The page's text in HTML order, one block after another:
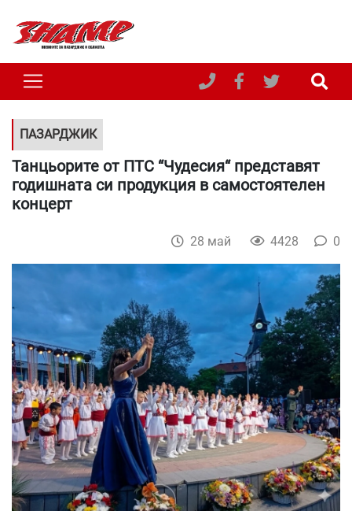
ПАЗАРДЖИК
Танцьорите от ПТС “Чудесия“ представят
годишната си продукция в самостоятелен
концерт
28 май 4428 0